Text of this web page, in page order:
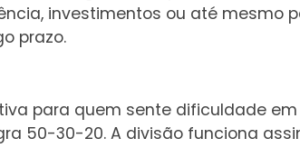
investimentos ou até mesmo
prazo.
para quem sente dificuldade em
50-30-20. A divisão funciona